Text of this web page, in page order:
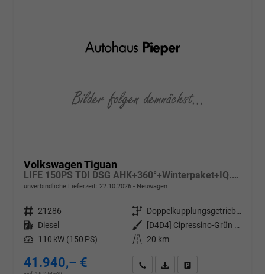
Volkswagen Tiguan
LIFE 150PS TDI DSG AHK+360°+Winterpaket+IQ.Drive+Alarm+ACC+App-Connect
unverbindliche Lieferzeit: 22.10.2026 Neuwagen
Fahrzeugnr. 21286 Getriebe
Doppelkupplungsgetriebe (DSG)
Kraftstoff Diesel Außenfarbe
[D4D4] Cipressino-Grün Metallic
Leistung 110 kW (150 PS) Kilometerstand 20 km
41.940,– € Wir rufen Sie anPDF-Datei, Fahrzeugexposé